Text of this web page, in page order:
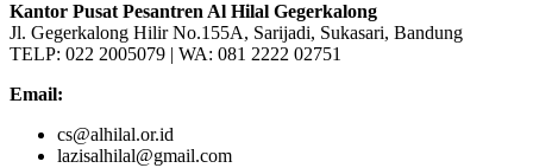
Kantor Pusat Pesantren Al Hilal Gegerkalong
Jl. Gegerkalong Hilir No.155A, Sarijadi, Sukasari, Bandung
TELP: 022 2005079 | WA: 081 2222 02751
Email:
cs@alhilal.or.id
lazisalhilal@gmail.com